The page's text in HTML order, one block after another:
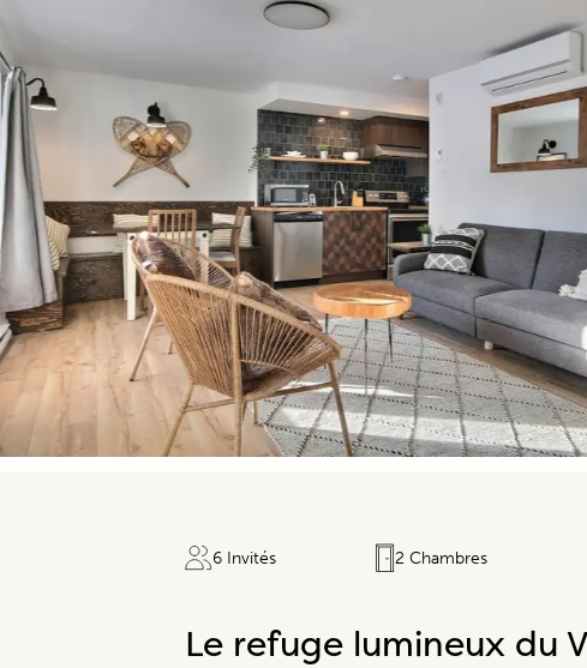
6 Invités 2 Chambres
Le refuge lumineux du